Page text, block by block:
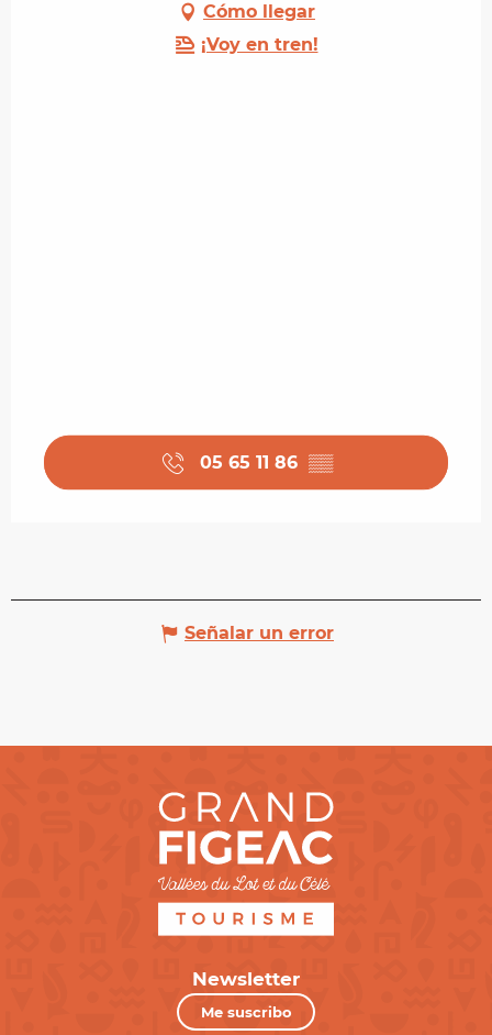
Cómo llegar
¡Voy en tren!
05 65 11 86 ▒▒
Señalar un error
Newsletter
Me suscribo